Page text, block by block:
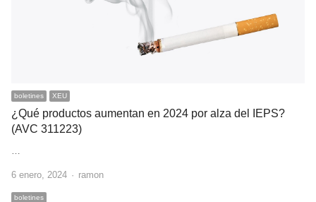
boletines XEU
¿Qué productos aumentan en 2024 por alza del IEPS?
(AVC 311223)
6 enero, 2024 Author
ramon
boletines